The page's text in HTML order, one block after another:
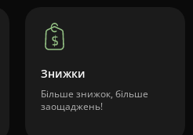
Знижки
Більше знижок, більше
заощаджень!